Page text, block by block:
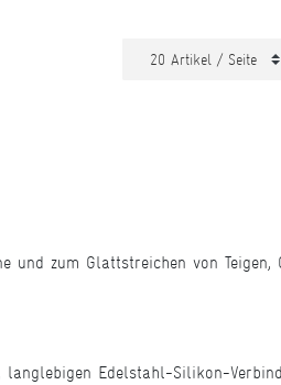
und zum Glattstreichen von Teigen,
Edelstahl-Silikon-